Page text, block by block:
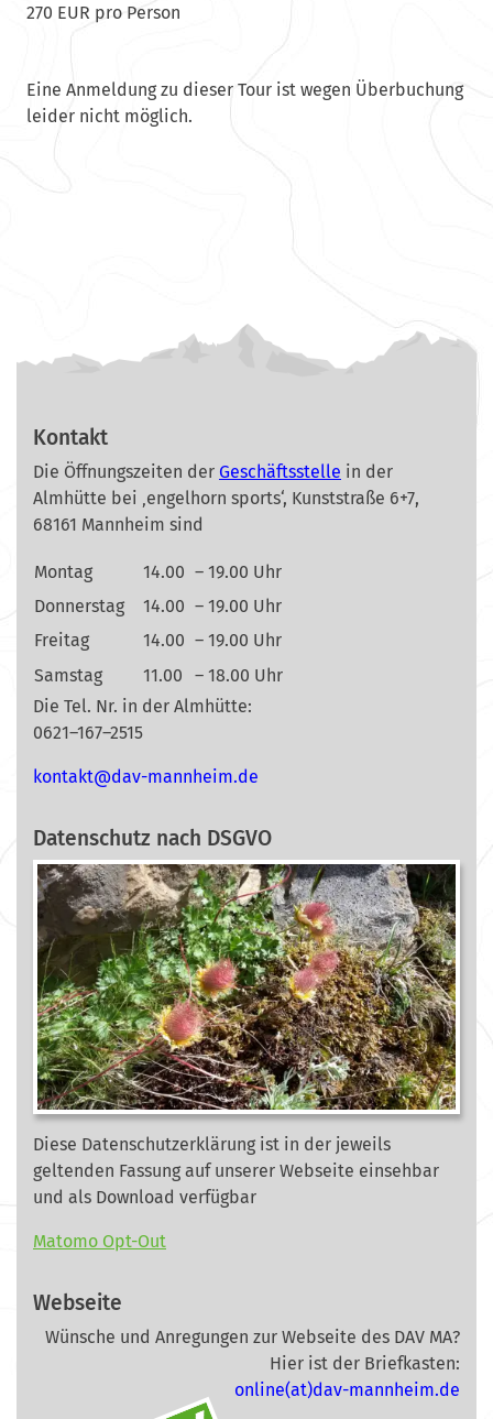
270 EUR pro Person
Eine Anmeldung zu dieser Tour ist wegen Überbuchung
leider nicht möglich.
Kontakt
Die Öffnungszeiten der Geschäftsstelle in der
Almhütte bei ‚engelhorn sports‘, Kunststraße 6+7,
68161 Mannheim sind
Montag 14.00 – 19.00 Uhr
Donnerstag
14.00 – 19.00 Uhr
Freitag
14.00 – 19.00 Uhr
Samstag
11.00
– 18.00 Uhr
Die Tel. Nr. in der Almhütte:
0621–167–2515
ed.mi
ehnna
m-vad
@tkat
nok
Datenschutz nach DSGVO
Diese Datenschutzerklärung ist in der jeweils
geltenden Fassung auf unserer Webseite einsehbar
und als Download verfügbar
Matomo Opt-Out
Webseite
Wünsche und Anregungen zur Webseite des DAV MA?
Hier ist der Briefkasten:
online(at)dav-mannheim.de